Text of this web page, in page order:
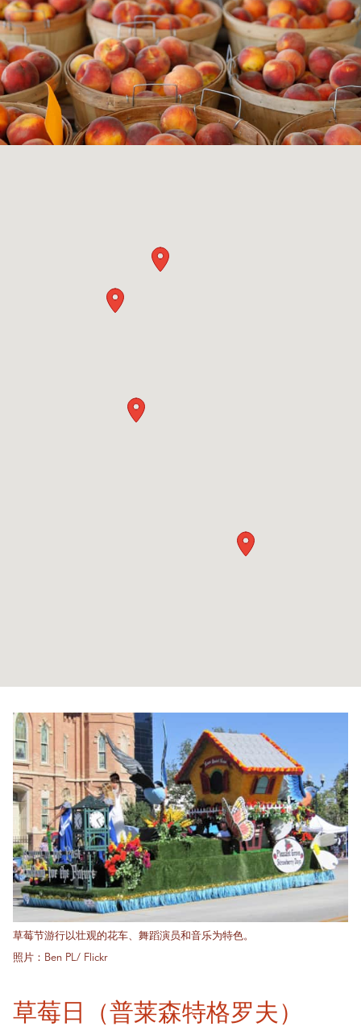
草莓节游行以壮观的花车、舞蹈演员和音乐为特色。
照片：Ben PL/ Flickr
草莓日（普莱森特格罗夫）